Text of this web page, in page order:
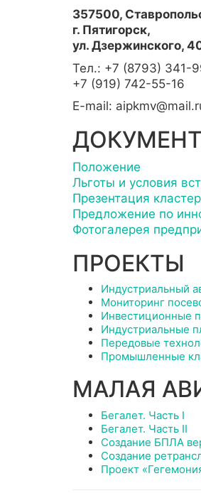
357500,
г. Пятигорск,
ул. Дзержинского,
Тел.: +7 (8793) 341-
+7 (919) 742-55-16
E-mail:
Положение
Льготы и условия
Презентация
Предложение по
Фотогалерея
ПРОЕКТЫ
Индустриальный
Мониторинг
Инвестиционные
Индустриальные
Передовые
Промышленные
МАЛАЯ
Бегалет. Часть I
Бегалет. Часть II
Создание БПЛА
Создание
Проект